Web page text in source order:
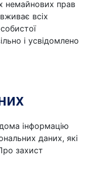
немайнових прав
всіх
і усвідомлено
інформацію
даних, які
захист